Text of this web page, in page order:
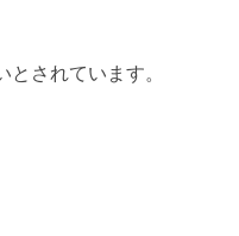
されています。